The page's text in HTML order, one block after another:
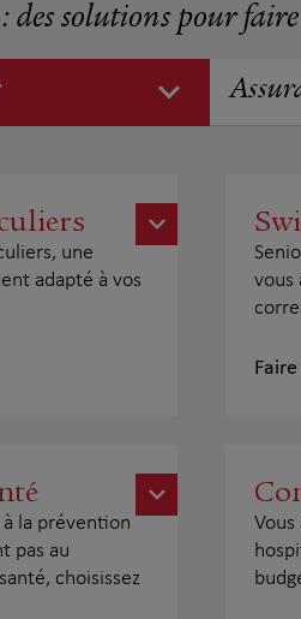
des solutions pour
une
adapté à vos
vous
la prévention
pas au
choisissez